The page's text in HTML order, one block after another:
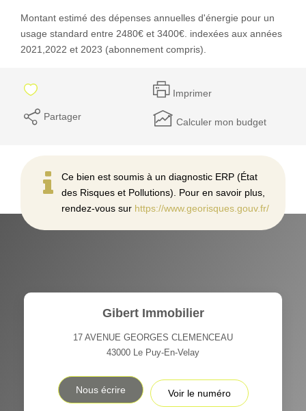
Montant estimé des dépenses annuelles d'énergie pour un
usage standard entre 2480€ et 3400€. indexées aux années
2021,2022 et 2023 (abonnement compris).
Imprimer
Partager Calculer mon budget
Ce bien est soumis à un diagnostic ERP (État
des Risques et Pollutions). Pour en savoir plus,
rendez-vous sur https://www.georisques.gouv.fr/
Gibert Immobilier
17 AVENUE GEORGES CLEMENCEAU
43000 Le Puy-En-Velay
Nous écrire Voir le numéro